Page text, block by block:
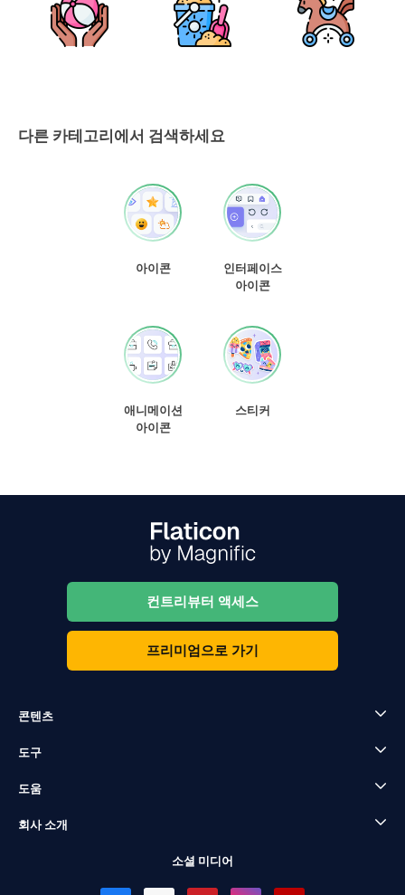
다른 카테고리에서 검색하세요
아이콘
인터페이스
아이콘
애니메이션
아이콘
스티커
컨트리뷰터 액세스
프리미엄으로 가기
콘텐츠
도구
도움
회사 소개
소셜 미디어